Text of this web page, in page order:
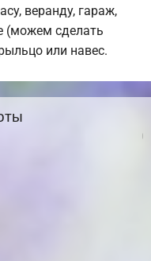
веранду, гараж,
(можем сделать
или навес.